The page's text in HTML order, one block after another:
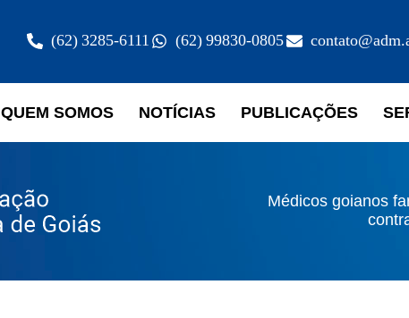
(62) 3285-6111 (62) 99830-0805
QUEM SOMOS NOTÍCIAS PUBLICAÇÕES
Médicos goianos